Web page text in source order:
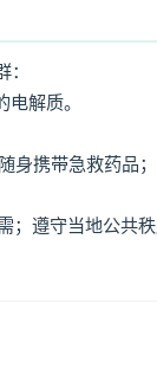
解质。
身携带急救药品
；遵守当地公共